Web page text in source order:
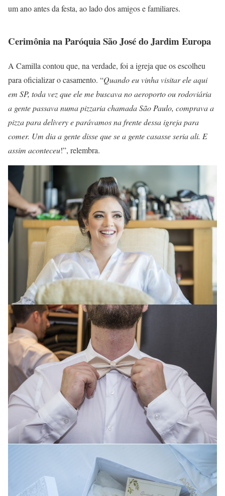
um ano antes da festa, ao lado dos amigos e familiares.
Cerimônia na Paróquia São José do Jardim Europa
A Camilla contou que, na verdade, foi a igreja que os escolheu
para oficializar o casamento. “Quando eu vinha visitar ele aqui
em SP, toda vez que ele me buscava no aeroporto ou rodoviária
a gente passava numa pizzaria chamada São Paulo, comprava a
pizza para delivery e parávamos na frente dessa igreja para
comer. Um dia a gente disse que se a gente casasse seria ali. E
assim aconteceu!”, relembra.